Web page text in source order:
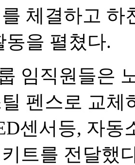
체결하고 하
동을 펼쳤다.
임직원들은
펜스로 교체
센서등, 자동
트를 전달했